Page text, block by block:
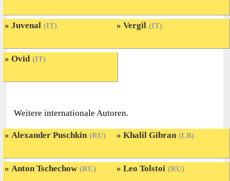
Juvenal (IT)
Ovid (IT)
Vergil (IT)
Weitere internationale Autoren.
Alexander Puschkin (RU)
Anton Tschechow (RU)
Khalil Gibran (LB)
Leo Tolstoi (RU)